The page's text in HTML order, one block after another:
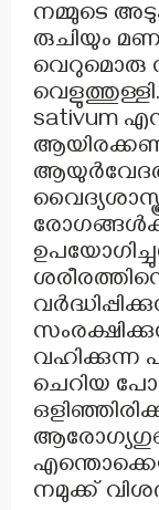
നമ്മുടെ
രുചിയും
വെറുമൊരു
sativum
ചെറിയ
നമുക്ക്